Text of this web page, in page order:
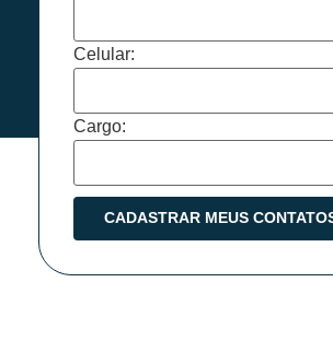
Celular:
Cargo: